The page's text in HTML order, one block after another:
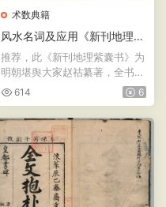
术数典籍
风水名词及应用《新刊地理紫
囊书》六卷 · 明万历赵祜纂 ·
金陵一泉舒世臣 · 太末龚尧惠
推荐，此《新刊地理紫囊书》为
明朝堪舆大家赵祜纂著，全书共
六卷；论气、论龙、论...
614 6